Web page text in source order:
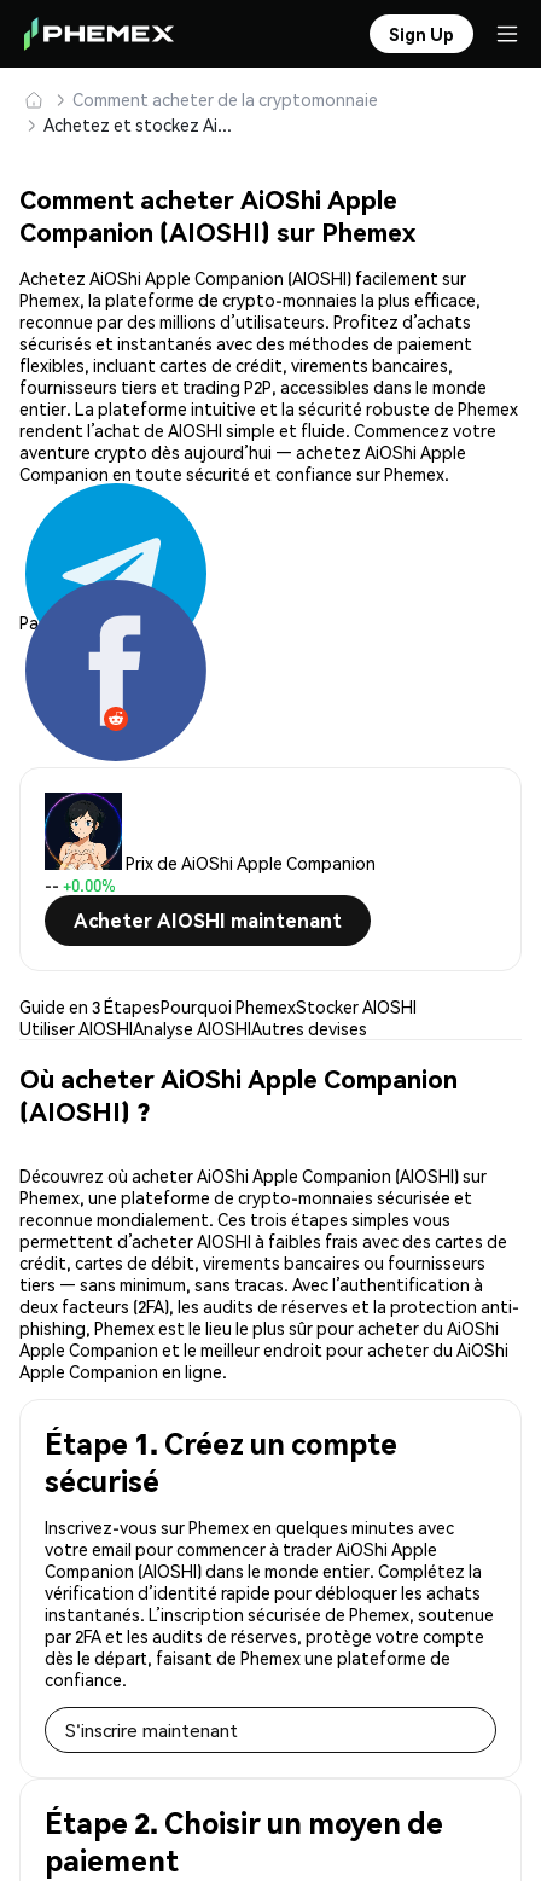
Sign Up
Comment acheter de la cryptomonnaie
Achetez et stockez AiOShi Apple Companion (AIOSHI) en toute sécurité
Comment acheter AiOShi Apple
Companion (AIOSHI) sur Phemex
Achetez AiOShi Apple Companion (AIOSHI) facilement sur
Phemex, la plateforme de crypto-monnaies la plus efficace,
reconnue par des millions d’utilisateurs. Profitez d’achats
sécurisés et instantanés avec des méthodes de paiement
flexibles, incluant cartes de crédit, virements bancaires,
fournisseurs tiers et trading P2P, accessibles dans le monde
entier. La plateforme intuitive et la sécurité robuste de Phemex
rendent l’achat de AIOSHI simple et fluide. Commencez votre
aventure crypto dès aujourd’hui — achetez AiOShi Apple
Companion en toute sécurité et confiance sur Phemex.
Partager:
Prix de AiOShi Apple Companion
-- +0.00%
Acheter AIOSHI maintenant
Guide en 3 ÉtapesPourquoi PhemexStocker AIOSHI
Utiliser AIOSHIAnalyse AIOSHIAutres devises
Où acheter AiOShi Apple Companion
(AIOSHI) ?
Découvrez où acheter AiOShi Apple Companion (AIOSHI) sur
Phemex, une plateforme de crypto-monnaies sécurisée et
reconnue mondialement. Ces trois étapes simples vous
permettent d’acheter AIOSHI à faibles frais avec des cartes de
crédit, cartes de débit, virements bancaires ou fournisseurs
tiers — sans minimum, sans tracas. Avec l’authentification à
deux facteurs (2FA), les audits de réserves et la protection anti-
phishing, Phemex est le lieu le plus sûr pour acheter du AiOShi
Apple Companion et le meilleur endroit pour acheter du AiOShi
Apple Companion en ligne.
Étape 1. Créez un compte
sécurisé
Inscrivez-vous sur Phemex en quelques minutes avec
votre email pour commencer à trader AiOShi Apple
Companion (AIOSHI) dans le monde entier. Complétez la
vérification d’identité rapide pour débloquer les achats
instantanés. L’inscription sécurisée de Phemex, soutenue
par 2FA et les audits de réserves, protège votre compte
dès le départ, faisant de Phemex une plateforme de
confiance.
S'inscrire maintenant
Étape 2. Choisir un moyen de
paiement